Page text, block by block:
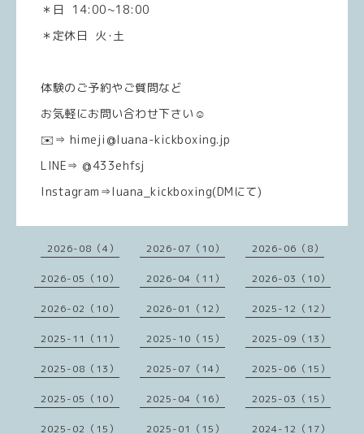
＊日 14:00~18:00
＊定休日 火･土
体験のご予約やご質問など
お気軽にお問い合わせ下さい☺️
✉️⇒ himeji@luana-kickboxing.jp
LINE⇒ @433ehfsj
Instagram⇒luana_kickboxing(DMにて)
2026-08（4） 2026-07（10） 2026-06（8）
2026-05（10） 2026-04（11） 2026-03（10）
2026-02（10） 2026-01（12） 2025-12（12）
2025-11（11） 2025-10（15） 2025-09（13）
2025-08（13） 2025-07（14） 2025-06（15）
2025-05（10） 2025-04（16） 2025-03（15）
2025-02（15） 2025-01（15） 2024-12（17）